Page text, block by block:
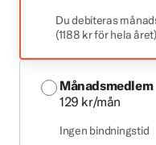
Du debiteras
(1188 kr för hela
Månadsmedlem
129 kr/mån
Ingen bindningstid